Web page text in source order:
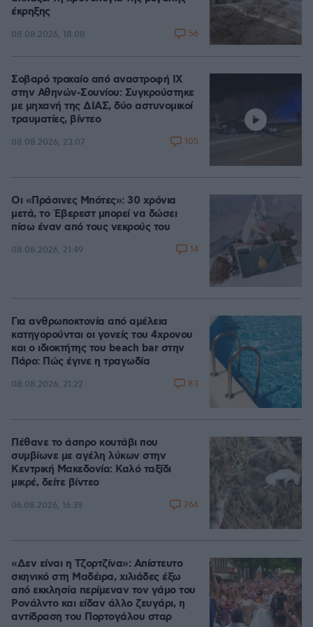
έκρηξης
08.08.2026, 18:08 56
Σοβαρό τροχαίο από αναστροφή ΙΧ
στην Αθηνών-Σουνίου: Συγκρούστηκε
με μηχανή της ΔΙΑΣ, δύο αστυνομικοί
τραυματίες, βίντεο
08.08.2026, 23:07 105
Οι «Πράσινες Μπότες»: 30 χρόνια
μετά, το Έβερεστ μπορεί να δώσει
πίσω έναν από τους νεκρούς του
08.08.2026, 21:49 14
Για ανθρωποκτονία από αμέλεια
κατηγορούνται οι γονείς του 4χρονου
και ο ιδιοκτήτης του beach bar στην
Πάρο: Πώς έγινε η τραγωδία
08.08.2026, 21:22 83
Πέθανε το άσπρο κουτάβι που
συμβίωνε με αγέλη λύκων στην
Κεντρική Μακεδονία: Καλό ταξίδι
μικρέ, δείτε βίντεο
06.08.2026, 16:39 266
«Δεν είναι η Τζορτζίνα»: Απίστευτο
σκηνικό στη Μαδέιρα, χιλιάδες έξω
από εκκλησία περίμεναν τον γάμο του
Ρονάλντο και είδαν άλλο ζευγάρι, η
αντίδραση του Πορτογάλου σταρ